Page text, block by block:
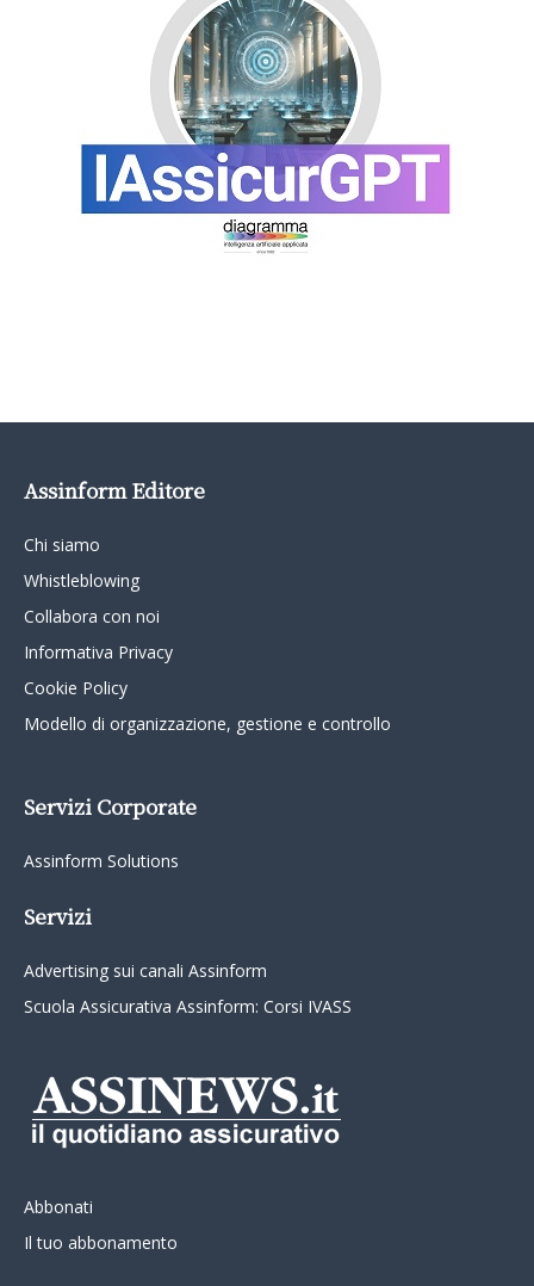
Assinform Editore
Chi siamo
Whistleblowing
Collabora con noi
Informativa Privacy
Cookie Policy
Modello di organizzazione, gestione e controllo
Servizi Corporate
Assinform Solutions
Servizi
Advertising sui canali Assinform
Scuola Assicurativa Assinform: Corsi IVASS
Abbonati
Il tuo abbonamento